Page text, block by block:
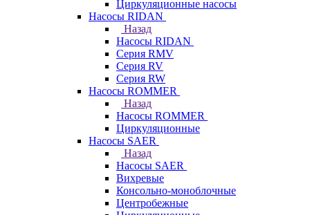
Циркуляционные насосы
Насосы RIDAN
Назад
Насосы RIDAN
Серия RMV
Серия RV
Серия RW
Насосы ROMMER
Назад
Насосы ROMMER
Циркуляционные
Насосы SAER
Назад
Насосы SAER
Вихревые
Консольно-моноблочные
Центробежные